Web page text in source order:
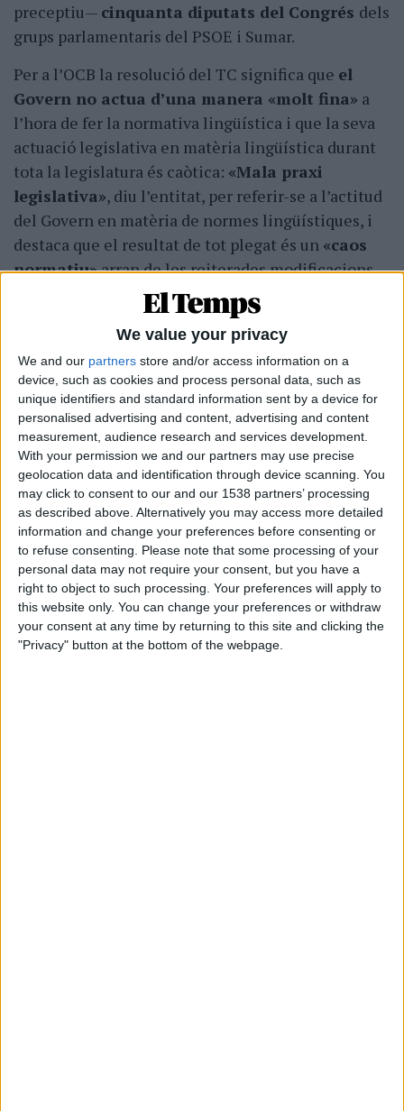
We value your privacy
We and our partners store and/or access information on a
device, such as cookies and process personal data, such as
unique identifiers and standard information sent by a device for
personalised advertising and content, advertising and content
measurement, audience research and services development.
With your permission we and our partners may use precise
geolocation data and identification through device scanning. You
may click to consent to our and our 1538 partners’ processing
as described above. Alternatively you may access more detailed
information and change your preferences before consenting or
to refuse consenting.
Please note that some processing of your
personal data may not require your consent, but you have a
right to object to such processing. Your preferences will apply to
this website only. You can change your preferences or withdraw
your consent at any time by returning to this site and clicking the
"Privacy" button at the bottom of the webpage.
preceptiu— cinquanta diputats del Congrés dels
grups parlamentaris del PSOE i Sumar.
Per a l’OCB la resolució del TC significa que el
Govern no actua d’una manera «molt fina» a
l’hora de fer la normativa lingüística i que la seva
actuació legislativa en matèria lingüística durant
tota la legislatura és caòtica: «Mala praxi
legislativa», diu l’entitat, per referir-se a l’actitud
del Govern en matèria de normes lingüístiques, i
destaca que el resultat de tot plegat és un «caos
normatiu»arran de les reiterades modificacions
sobre la presència del català a la sanitat pública.
Subscripció al butlletí
Rep les novetats d'El Temps al teu correu:
Elpresident de l’entitat, Antoni Llabrés, es va
congratular de la resolució del TC i avaluà que era
«una victòria de la societat civil»sobre el
Govern, però alhora advertí que «hem guanyat el
segon envit, però no serem irresponsablement
triomfalistes» com serien en cas de dir que la